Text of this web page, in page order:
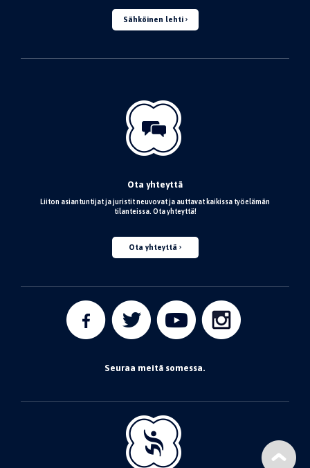
Sähköinen lehti
Ota yhteyttä
Liiton asiantuntijat ja juristit neuvovat ja auttavat kaikissa työelämän
tilanteissa. Ota yhteyttä!
Ota yhteyttä
Seuraa meitä somessa.